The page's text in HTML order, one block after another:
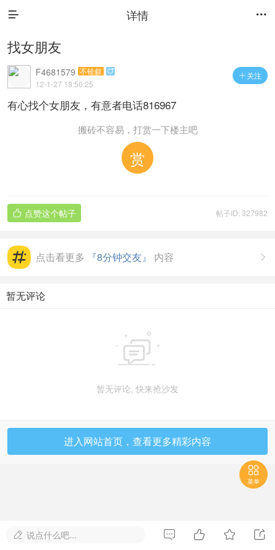
 详情 
找女朋友
 关注
F4681579 不铨叙 
12-1-27 18:50:25
有心找个女朋友，有意者电话816967
搬砖不容易，打赏一下楼主吧
赏
帖子ID: 327982
 点赞这个帖子

点击看更多 『8分钟交友』 内容
暂无评论

暂无评论, 快来抢沙发
进入网站首页，查看更多精彩内容

菜单
 说点什么吧...    